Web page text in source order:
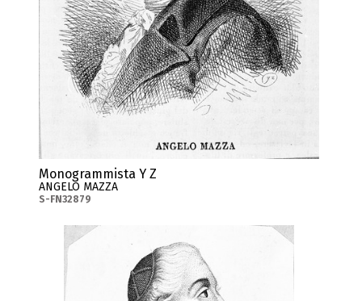
Monogrammista Y Z
ANGELO MAZZA
S-FN32879